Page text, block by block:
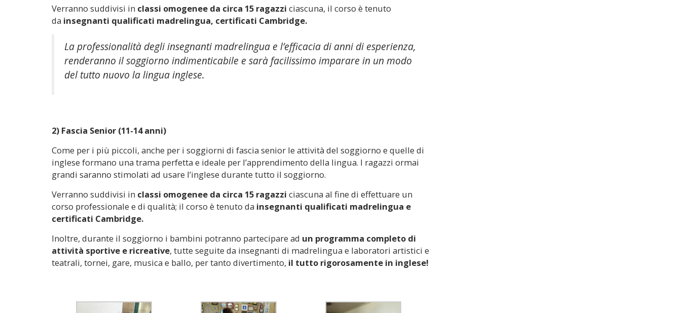
Verranno suddivisi in classi omogenee da circa 15 ragazzi ciascuna, il corso è tenuto
da insegnanti qualificati madrelingua, certificati Cambridge.
La professionalità degli insegnanti madrelingua e l’efficacia di anni di esperienza,
renderanno il soggiorno indimenticabile e sarà facilissimo imparare in un modo
del tutto nuovo la lingua inglese.
2) Fascia Senior (11-14 anni)
Come per i più piccoli, anche per i soggiorni di fascia senior le attività del soggiorno e quelle di
inglese formano una trama perfetta e ideale per l’apprendimento della lingua. I ragazzi ormai
grandi saranno stimolati ad usare l’inglese durante tutto il soggiorno.
Verranno suddivisi in classi omogenee da circa 15 ragazzi ciascuna al fine di effettuare un
corso professionale e di qualità; il corso è tenuto da insegnanti qualificati madrelingua e
certificati Cambridge.
Inoltre, durante il soggiorno i bambini potranno partecipare ad un programma completo di
attività sportive e ricreative, tutte seguite da insegnanti di madrelingua e laboratori artistici e
teatrali, tornei, gare, musica e ballo, per tanto divertimento, il tutto rigorosamente in inglese!